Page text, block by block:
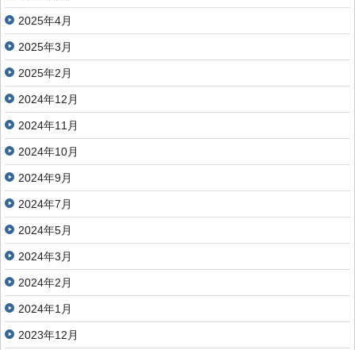
2025年4月
2025年3月
2025年2月
2024年12月
2024年11月
2024年10月
2024年9月
2024年7月
2024年5月
2024年3月
2024年2月
2024年1月
2023年12月